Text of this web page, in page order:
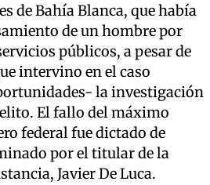
de Bahía Blanca, que había
de un hombre por
públicos, a pesar de
intervino en el caso
la investigación
El fallo del máximo
federal fue dictado de
por el titular de la
Javier De Luca.